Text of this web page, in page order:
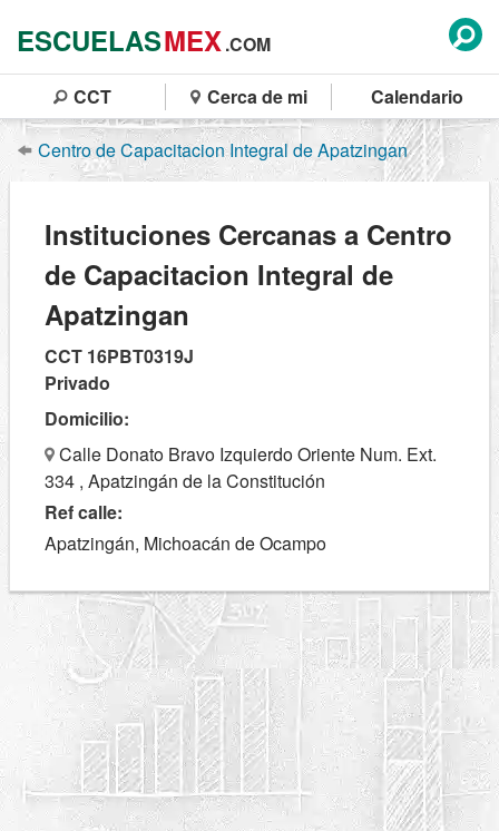
ESCUELASMEX.COM
CCT Cerca de mi Calendario
Centro de Capacitacion Integral de Apatzingan
Instituciones Cercanas a Centro
de Capacitacion Integral de
Apatzingan
CCT 16PBT0319J
Privado
Domicilio:
Calle Donato Bravo Izquierdo Oriente Num. Ext.
334 , Apatzingán de la Constitución
Ref calle:
Apatzingán, Michoacán de Ocampo